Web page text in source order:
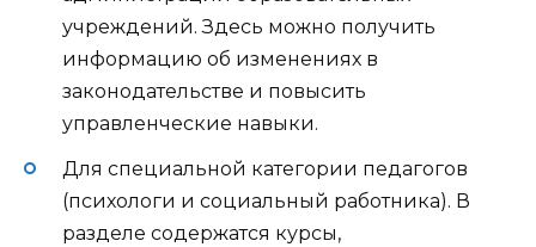
учреждений. Здесь можно получить
информацию об изменениях в
законодательстве и повысить
управленческие навыки.
Для специальной категории педагогов
(психологи и социальный работника). В
разделе содержатся курсы,